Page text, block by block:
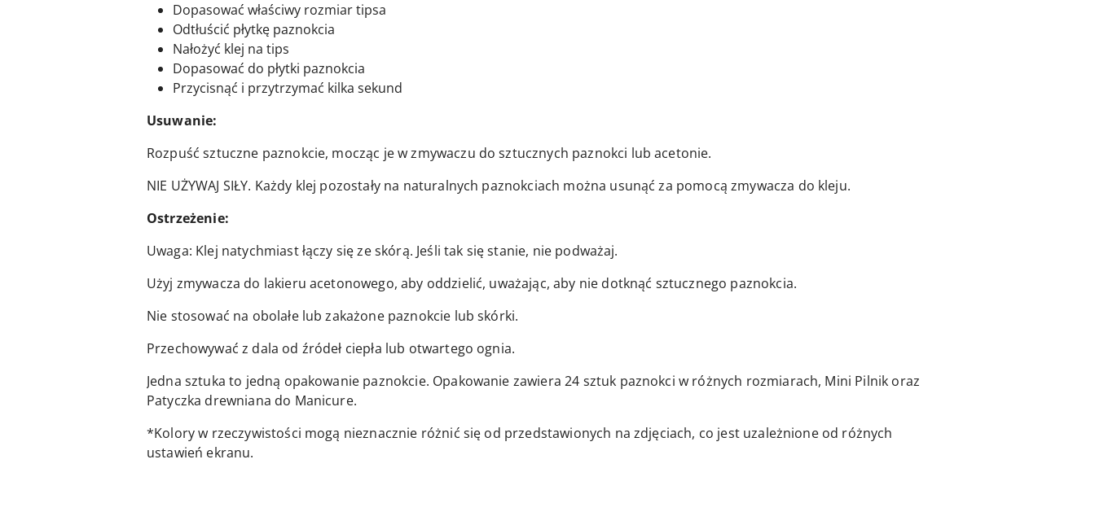
Dopasować właściwy rozmiar tipsa
Odtłuścić płytkę paznokcia
Nałożyć klej na tips
Dopasować do płytki paznokcia
Przycisnąć i przytrzymać kilka sekund
Usuwanie:
Rozpuść sztuczne paznokcie, mocząc je w zmywaczu do sztucznych paznokci lub acetonie.
NIE UŻYWAJ SIŁY. Każdy klej pozostały na naturalnych paznokciach można usunąć za pomocą zmywacza do kleju.
Ostrzeżenie:
Uwaga: Klej natychmiast łączy się ze skórą. Jeśli tak się stanie, nie podważaj.
Użyj zmywacza do lakieru acetonowego, aby oddzielić, uważając, aby nie dotknąć sztucznego paznokcia.
Nie stosować na obolałe lub zakażone paznokcie lub skórki.
Przechowywać z dala od źródeł ciepła lub otwartego ognia.
Jedna sztuka to jedną opakowanie paznokcie. Opakowanie zawiera 24 sztuk paznokci w różnych rozmiarach, Mini Pilnik oraz
Patyczka drewniana do Manicure.
*Kolory w rzeczywistości mogą nieznacznie różnić się od przedstawionych na zdjęciach, co jest uzależnione od różnych
ustawień ekranu.